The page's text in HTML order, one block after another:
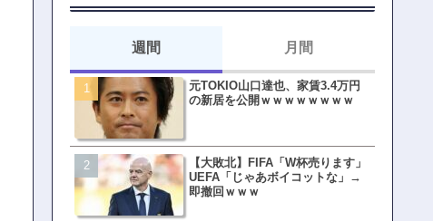
週間
元TOKIO山口達也、家賃3.4万円
の新居を公開ｗｗｗｗｗｗｗｗ
【大敗北】FIFA「W杯売ります」
UEFA「じゃあボイコットな」→
即撤回ｗｗｗ
月間
【悲報】東京着く前にHP尽
方民ｗｗｗ移動だけで瀕死
【ファーw】水着女子さん
オッサン盗撮してる…通報